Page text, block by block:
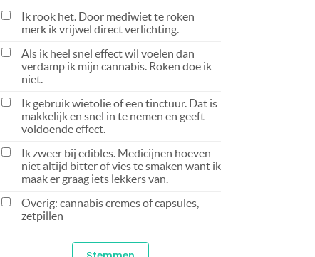
Ik rook het. Door mediwiet te roken
merk ik vrijwel direct verlichting.
Als ik heel snel effect wil voelen dan
verdamp ik mijn cannabis. Roken doe ik
niet.
Ik gebruik wietolie of een tinctuur. Dat is
makkelijk en snel in te nemen en geeft
voldoende effect.
Ik zweer bij edibles. Medicijnen hoeven
niet altijd bitter of vies te smaken want ik
maak er graag iets lekkers van.
Overig: cannabis cremes of capsules,
zetpillen